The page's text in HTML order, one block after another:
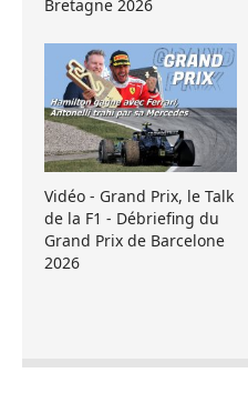
Bretagne 2026
Vidéo - Grand Prix, le Talk
de la F1 - Débriefing du
Grand Prix de Barcelone
2026